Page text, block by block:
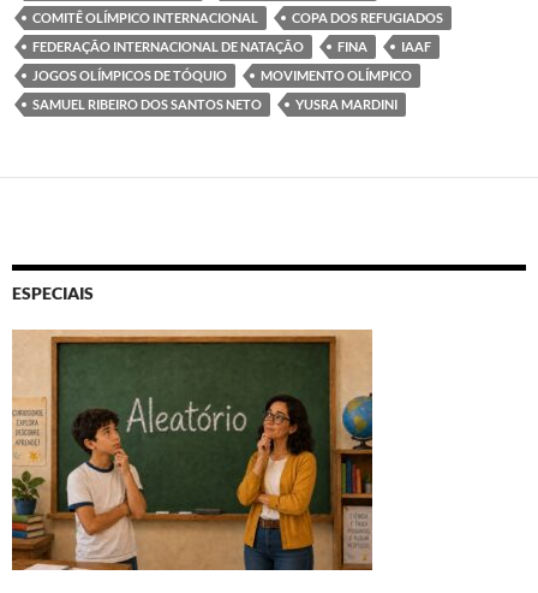
COMITÊ OLÍMPICO INTERNACIONAL
COPA DOS REFUGIADOS
FEDERAÇÃO INTERNACIONAL DE NATAÇÃO
FINA
IAAF
JOGOS OLÍMPICOS DE TÓQUIO
MOVIMENTO OLÍMPICO
SAMUEL RIBEIRO DOS SANTOS NETO
YUSRA MARDINI
ESPECIAIS